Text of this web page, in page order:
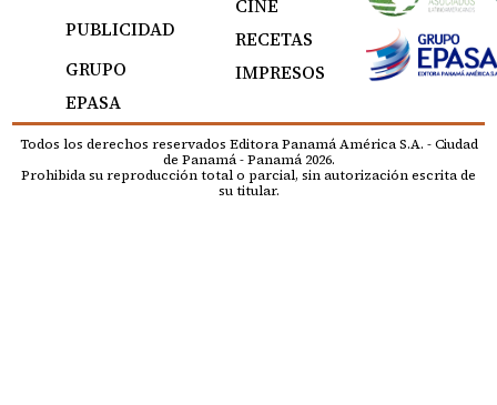
PUBLICIDAD
GRUPO
EPASA
CINE
RECETAS
IMPRESOS
Todos los derechos reservados Editora Panamá América S.A. - Ciudad
de Panamá - Panamá 2026.
Prohibida su reproducción total o parcial, sin autorización escrita de
su titular.